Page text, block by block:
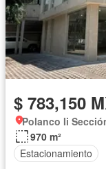
$ 783,150
Polanco Ii
970 m²
Estacionamiento